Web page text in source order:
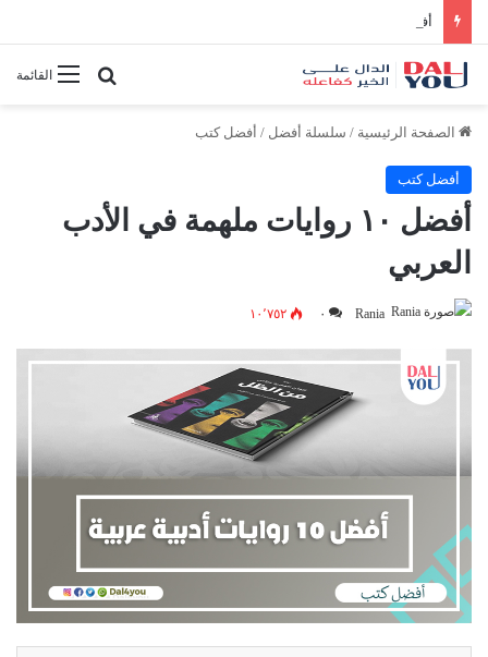
أفضل النصائح لإدارة الوقت بفعالية
القائمةبحث عن
الصفحة الرئيسية / سلسلة أفضل / أفضل كتب
أفضل كتب
أفضل ١٠ روايات ملهمة في الأدب
العربي
Rania ٠ ١٠٬٧٥٢